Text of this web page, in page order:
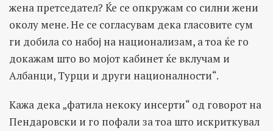
жена претседател? Ќе се опкружам со силни жени
околу мене. Не се согласувам дека гласовите сум
ги добила со набој на национализам, а тоа ќе го
докажам што во мојот кабинет ќе вклучам и
Албанци, Турци и други националности“.
Кажа дека „фатила некоку инсерти“ од говорот на
Пендаровски и го пофали за тоа што искриткувал